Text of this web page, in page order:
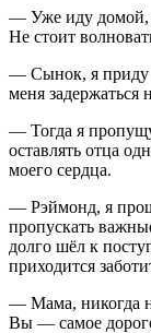
— Уже иду домой,
Не стоит
— Сынок, я приду
меня задержаться
— Тогда я
оставлять отца
моего сердца.
— Рэймонд, я
пропускать
долго шёл к
приходится
— Мама, никогда
Вы — самое